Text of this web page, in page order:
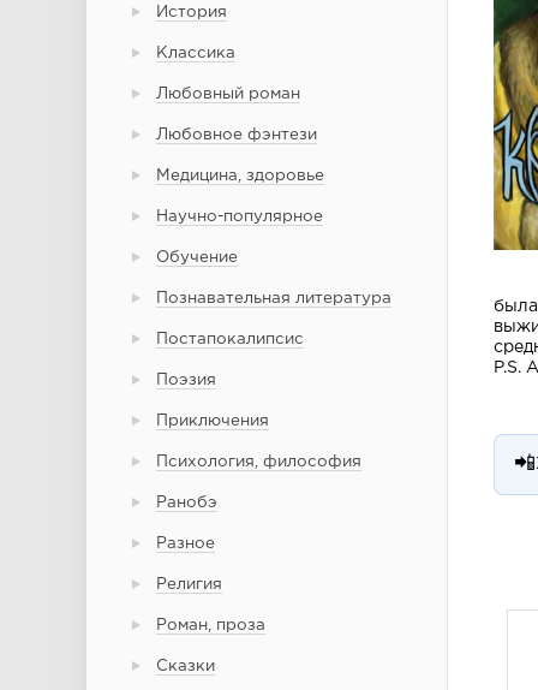
История
Классика
Любовный роман
Любовное фэнтези
Медицина, здоровье
Научно-популярное
Обучение
Познавательная литература
Постапокалипсис
Поэзия
Приключения
Психология, философия
Ранобэ
Разное
Религия
Роман, проза
Сказки
P.S.
📲